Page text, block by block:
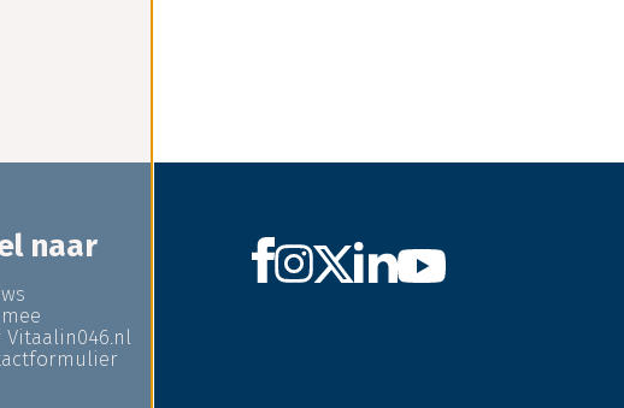
naar
Vitaalin046.nl